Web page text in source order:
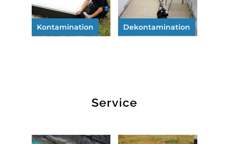
Kontamination Dekontamination
Service